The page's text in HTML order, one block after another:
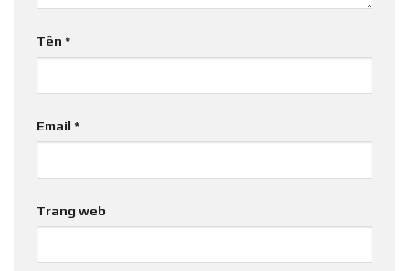
Tên *
Email *
Trang web